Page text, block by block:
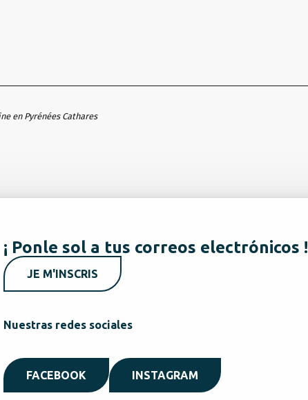
en Pyrénées Cathares
¡ Ponle sol a tus correos electrónicos !
JE M'INSCRIS
Nuestras redes sociales
FACEBOOK INSTAGRAM